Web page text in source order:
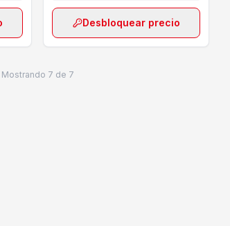
Desbloquear precio
Mostrando 7 de 7